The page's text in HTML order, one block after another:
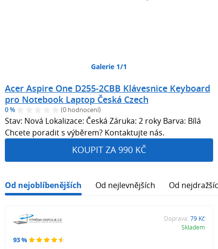
Galerie 1/1
Acer Aspire One D255-2CBB Klávesnice Keyboard
pro Notebook Laptop Česká Czech
0 % (0 hodnocení)
Stav: Nová Lokalizace: Česká Záruka: 2 roky Barva: Bílá
Chcete poradit s výběrem? Kontaktujte nás.
KOUPIT ZA 990 KČ
Od nejoblíbenějších Od nejlevnějších Od
93 %
Doprava: 79 Kč
Skladem